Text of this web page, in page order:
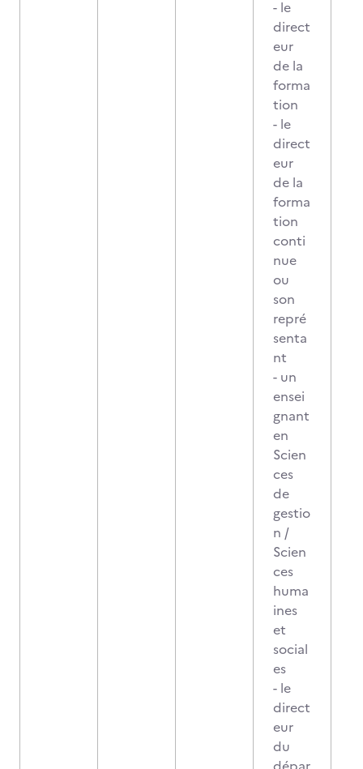
- le
direct
eur
de la
forma
tion
- le
direct
eur
de la
forma
tion
conti
nue
ou
son
repré
senta
nt
- un
ensei
gnant
en
Scien
ces
de
gestio
n /
Scien
ces
huma
ines
et
social
es
- le
direct
eur
du